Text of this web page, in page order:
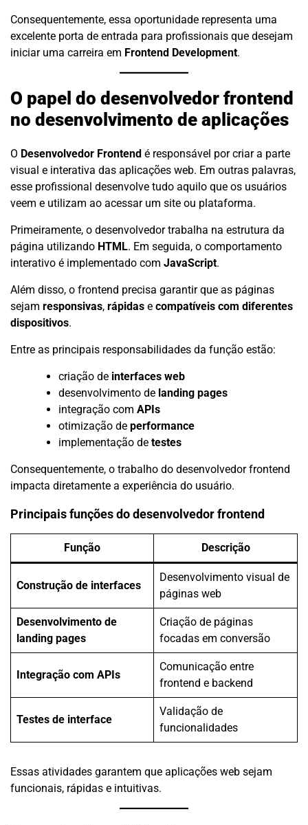
Consequentemente, essa oportunidade representa uma
excelente porta de entrada para profissionais que desejam
iniciar uma carreira em Frontend Development.
O papel do desenvolvedor frontend
no desenvolvimento de aplicações
O Desenvolvedor Frontend é responsável por criar a parte
visual e interativa das aplicações web. Em outras palavras,
esse profissional desenvolve tudo aquilo que os usuários
veem e utilizam ao acessar um site ou plataforma.
Primeiramente, o desenvolvedor trabalha na estrutura da
página utilizando HTML. Em seguida, o comportamento
interativo é implementado com JavaScript.
Além disso, o frontend precisa garantir que as páginas
sejam responsivas, rápidas e compatíveis com diferentes
dispositivos.
Entre as principais responsabilidades da função estão:
criação de interfaces web
desenvolvimento de landing pages
integração com APIs
otimização de performance
implementação de testes
Consequentemente, o trabalho do desenvolvedor frontend
impacta diretamente a experiência do usuário.
Principais funções do desenvolvedor frontend
Função Descrição
Construção de interfaces
Desenvolvimento visual de
páginas web
Desenvolvimento de
landing pages
Criação de páginas
focadas em conversão
Integração com APIs
Comunicação entre
frontend e backend
Testes de interface
Validação de
funcionalidades
Essas atividades garantem que aplicações web sejam
funcionais, rápidas e intuitivas.